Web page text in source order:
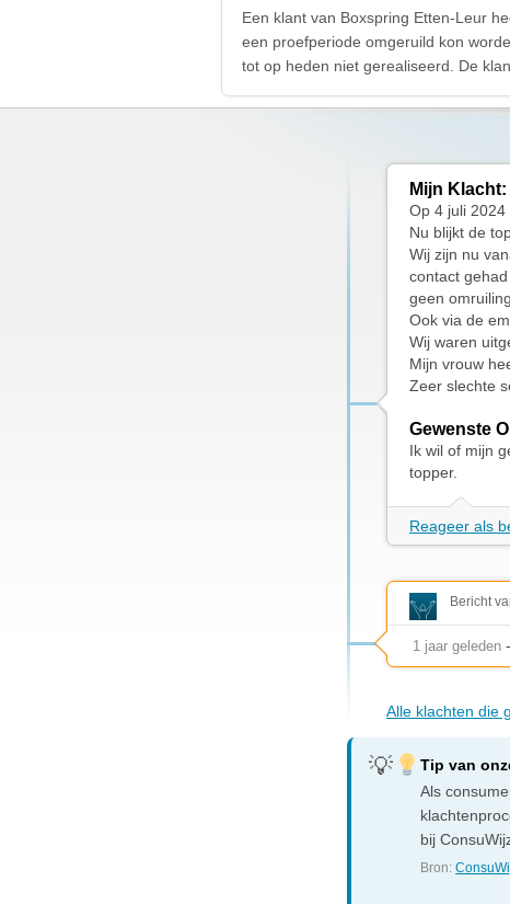
Een klant van Boxspring Etten-Leur
een proefperiode omgeruild kon
tot op heden niet gerealiseerd. De
Mijn Klacht:
Op 4 juli 2024
Nu blijkt de
Wij zijn nu
contact
geen
Ook via de
Wij waren
Mijn vrouw
Zeer slechte
Gewenste
Ik wil of mijn
topper.
Reageer als
Bericht
1 jaar geleden
Alle klachten die
Tip van
Als
bij
Bron: